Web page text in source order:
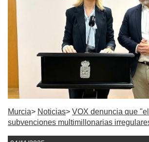
Murcia Noticias
VOX denuncia que
subvenciones multimillonarias